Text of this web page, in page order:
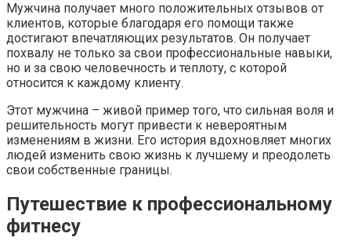
Мужчина получает много положительных отзывов от
клиентов, которые благодаря его помощи также
достигают впечатляющих результатов. Он получает
похвалу не только за свои профессиональные навыки,
но и за свою человечность и теплоту, с которой
относится к каждому клиенту.
Этот мужчина – живой пример того, что сильная воля и
решительность могут привести к невероятным
изменениям в жизни. Его история вдохновляет многих
людей изменить свою жизнь к лучшему и преодолеть
свои собственные границы.
Путешествие к профессиональному
фитнесу